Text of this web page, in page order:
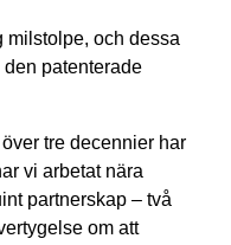
och dessa
patenterade
tre decennier har
vi arbetat nära
partnerskap – två
om att